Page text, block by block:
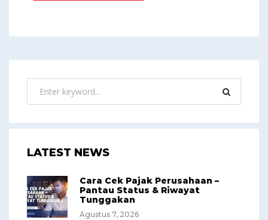
LATEST NEWS
Cara Cek Pajak Perusahaan –
Pantau Status & Riwayat
Tunggakan
Agustus 7, 2026